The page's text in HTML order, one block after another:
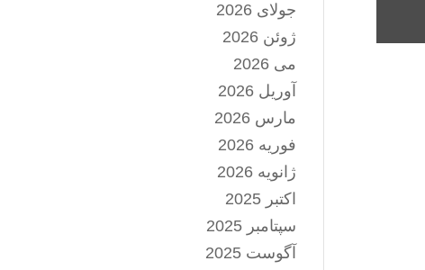
جولای 2026
ژوئن 2026
می 2026
آوریل 2026
مارس 2026
فوریه 2026
ژانویه 2026
اکتبر 2025
سپتامبر 2025
آگوست 2025